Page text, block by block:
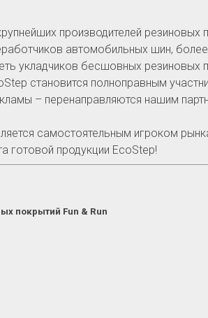
производителей
автомобильных шин,
укладчиков бесшовных резиновых
становится полноправным
– перенаправляются нашим
самостоятельным игроком
готовой продукции EcoStep!
покрытий Fun & Run